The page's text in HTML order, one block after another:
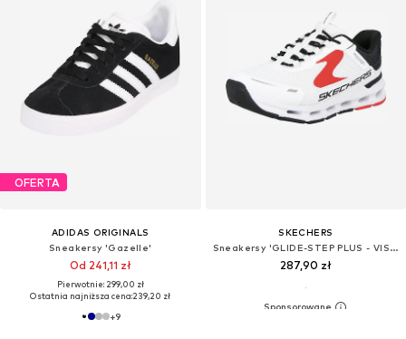
OFERTA
ADIDAS ORIGINALS
Sneakersy 'Gazelle'
Od 241,11 zł
Pierwotnie: 299,00 zł
Ostatnia najniższa cena:239,20 zł
+9
SKECHERS
Sneakersy 'GLIDE-STEP PLUS - VISTA-LANE'
287,90 zł